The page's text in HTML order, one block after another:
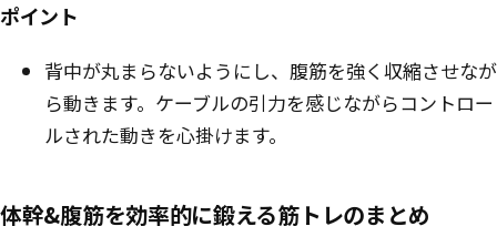
ポイント
背中が丸まらないようにし、腹筋を強く収縮させなが
ら動きます。ケーブルの引力を感じながらコントロー
ルされた動きを心掛けます。
体幹&腹筋を効率的に鍛える筋トレのまとめ